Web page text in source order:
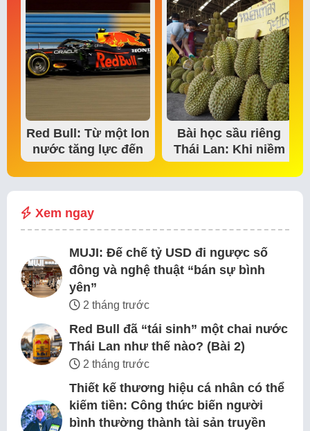
Red Bull: Từ một lon
nước tăng lực đến
đế chế thể…
Bài học sầu riêng
Thái Lan: Khi niềm
tin thị trường bắt…
Xem ngay
MUJI: Đế chế tỷ USD đi ngược số
đông và nghệ thuật “bán sự bình
yên”
2 tháng trước
Red Bull đã “tái sinh” một chai nước
Thái Lan như thế nào? (Bài 2)
2 tháng trước
Thiết kế thương hiệu cá nhân có thể
kiếm tiền: Công thức biến người
bình thường thành tài sản truyền